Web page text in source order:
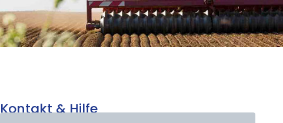
Kontakt & Hilfe